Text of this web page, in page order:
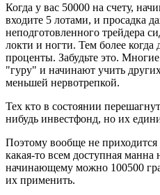
Когда у вас 50000 на счету,
входите 5 лотами, и просадка
неподготовленного трейдера
локти и ногти. Тем более
проценты. Забудьте это.
"гуру" и начинают учить
меньшей нервотрепкой.
Тех кто в состоянии
нибудь инвестфонд, но их
Поэтому вообще не приходится
какая-то всем доступная манна
начинающему можно 100500
их применить.